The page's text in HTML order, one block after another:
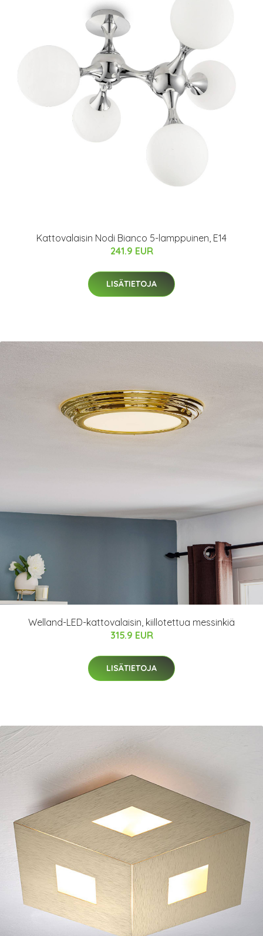
Kattovalaisin Nodi Bianco 5-lamppuinen, E14
241.9 EUR
LISÄTIETOJA
Welland-LED-kattovalaisin, kiillotettua messinkiä
315.9 EUR
LISÄTIETOJA